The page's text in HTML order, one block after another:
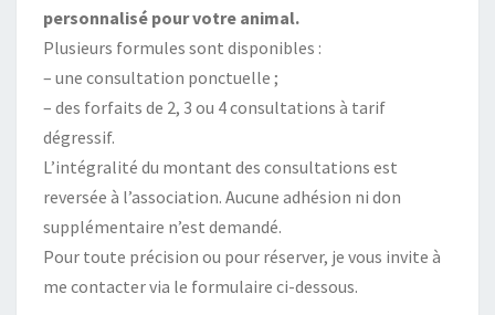
personnalisé pour votre animal.
Plusieurs formules sont disponibles :
– une consultation ponctuelle ;
– des forfaits de 2, 3 ou 4 consultations à tarif
dégressif.
L’intégralité du montant des consultations est
reversée à l’association. Aucune adhésion ni don
supplémentaire n’est demandé.
Pour toute précision ou pour réserver, je vous invite à
me contacter via le formulaire ci-dessous.